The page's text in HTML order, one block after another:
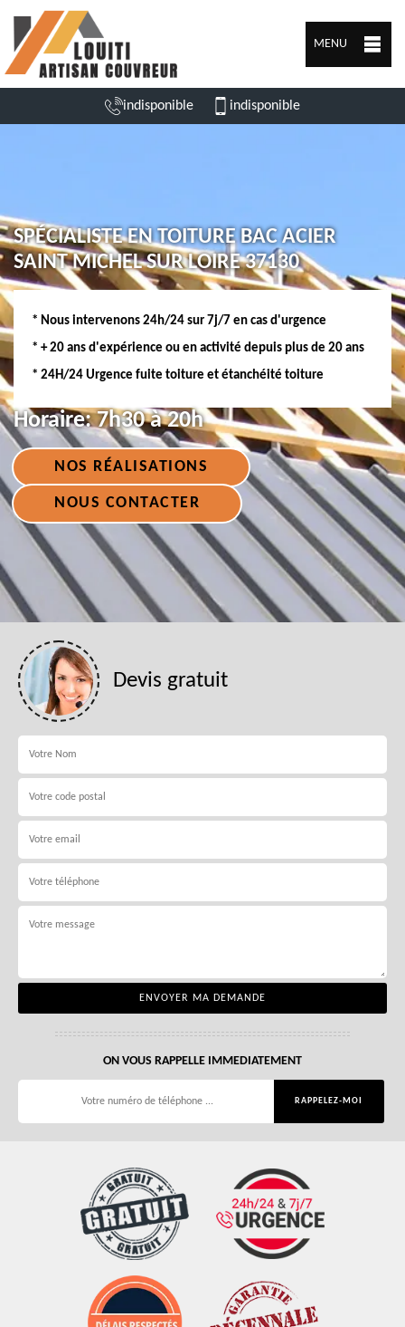
MENU
indisponible indisponible
SPÉCIALISTE EN TOITURE BAC ACIER
SAINT MICHEL SUR LOIRE 37130
* Nous intervenons 24h/24 sur 7j/7 en cas d'urgence
* + 20 ans d'expérience ou en activité depuis plus de 20 ans
* 24H/24 Urgence fuite toiture et étanchéité toiture
Horaire:7h30 à 20h
NOS RÉALISATIONS
NOUS CONTACTER
Devis gratuit
ON VOUS RAPPELLE IMMEDIATEMENT